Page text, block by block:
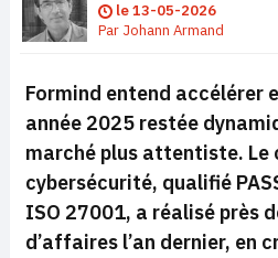
le13-05-2026
Par Johann Armand
Formind entend accélérer
année 2025 restée
marché plus attentiste. Le
cybersécurité, qualifié
ISO 27001, a réalisé près
d’affaires l’an dernier, en